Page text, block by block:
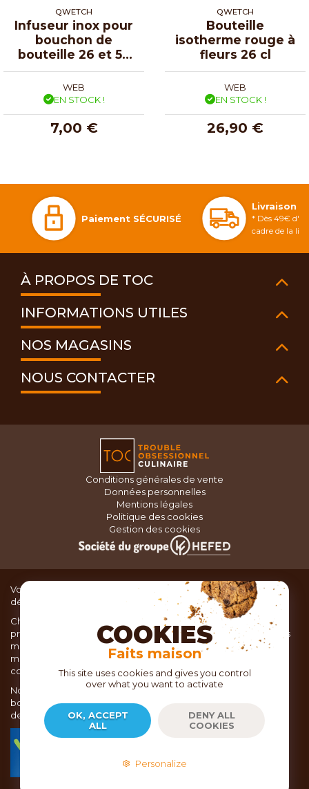
QWETCH
Infuseur inox pour
bouchon de
bouteille 26 et 50
cl
WEB
EN STOCK !
7,00 €
QWETCH
Bouteille
isotherme rouge à
fleurs 26 cl
WEB
EN STOCK !
26,90 €
Paiement SÉCURISÉ
Livraison
* Dès 49€
cadre de la
À PROPOS DE TOC
INFORMATIONS UTILES
NOS MAGASINS
NOUS CONTACTER
Conditions générales de vente
Données personnelles
Mentions légales
Politique des cookies
Gestion des cookies
Vous recherchez du matériel de cuisine pour concocter de
délicieux plats ou des pâtisseries dignes d’un grand chef ?
Chez TOC, boutique d’ustensiles de cuisine, nous vous
proposons une large sélection de produits issus des meilleures
marques de matériel de cuisine: Ustensiles de pâtisserie,
matériel de cuisson, service de table, ustensiles de cuisine,
coutellerie, set picnic.
Nous vous réservons un accueil chaleureux au sein de nos 21
boutiques, mais vous trouverez également tout votre matériel
de cuisine en ligne sur notre site internet toc.fr
commerce et de la vente à distance depuis 2018.
COOKIES
Faits maison
This site uses cookies and gives you control
over what you want to activate
OK, ACCEPT
ALL
DENY ALL
COOKIES
Personalize